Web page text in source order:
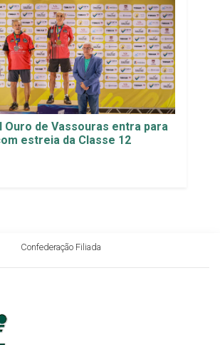
Ouro de Vassouras entra para
estreia da Classe 12
Confederação Filiada